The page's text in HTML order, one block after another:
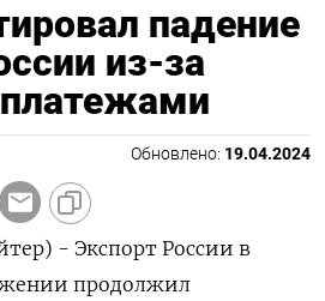
падение
из-за
Обновлено: 19.04.2024
- Экспорт России в
продолжил